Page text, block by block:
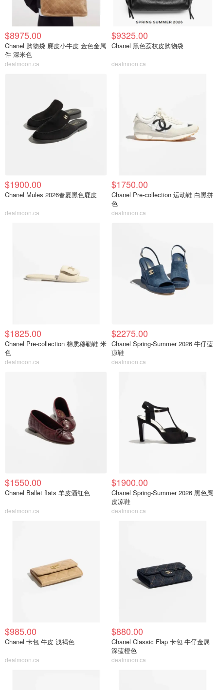
$8975.00
Chanel 购物袋 麂皮小牛皮 金色金属
件 深米色
dealmoon.ca
$9325.00
Chanel 黑色荔枝皮购物袋
dealmoon.ca
$1900.00
Chanel Mules 2026春夏黑色鹿皮
dealmoon.ca
$1750.00
Chanel Pre-collection 运动鞋 白黑拼
色
dealmoon.ca
$1825.00
Chanel Pre-collection 棉质穆勒鞋 米
色
dealmoon.ca
$2275.00
Chanel Spring-Summer 2026 牛仔蓝
凉鞋
dealmoon.ca
$1550.00
Chanel Ballet flats 羊皮酒红色
dealmoon.ca
$1900.00
Chanel Spring-Summer 2026 黑色麂
皮凉鞋
dealmoon.ca
$985.00
Chanel 卡包 牛皮 浅褐色
dealmoon.ca
$880.00
Chanel Classic Flap 卡包 牛仔金属
深蓝橙色
dealmoon.ca